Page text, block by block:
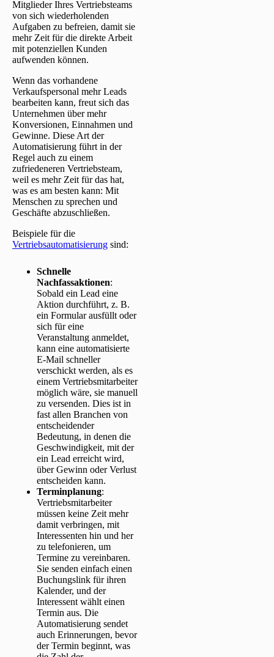
Mitglieder Ihres Vertriebsteams
von sich wiederholenden
Aufgaben zu befreien, damit sie
mehr Zeit für die direkte Arbeit
mit potenziellen Kunden
aufwenden können.
Wenn das vorhandene
Verkaufspersonal mehr Leads
bearbeiten kann, freut sich das
Unternehmen über mehr
Konversionen, Einnahmen und
Gewinne. Diese Art der
Automatisierung führt in der
Regel auch zu einem
zufriedeneren Vertriebsteam,
weil es mehr Zeit für das hat,
was es am besten kann: Mit
Menschen zu sprechen und
Geschäfte abzuschließen.
Beispiele für die
Vertriebsautomatisierung sind:
Schnelle
Nachfassaktionen:
Sobald ein Lead eine
Aktion durchführt, z. B.
ein Formular ausfüllt oder
sich für eine
Veranstaltung anmeldet,
kann eine automatisierte
E-Mail schneller
verschickt werden, als es
einem Vertriebsmitarbeiter
möglich wäre, sie manuell
zu versenden. Dies ist in
fast allen Branchen von
entscheidender
Bedeutung, in denen die
Geschwindigkeit, mit der
ein Lead erreicht wird,
über Gewinn oder Verlust
entscheiden kann.
Terminplanung:
Vertriebsmitarbeiter
müssen keine Zeit mehr
damit verbringen, mit
Interessenten hin und her
zu telefonieren, um
Termine zu vereinbaren.
Sie senden einfach einen
Buchungslink für ihren
Kalender, und der
Interessent wählt einen
Termin aus. Die
Automatisierung sendet
auch Erinnerungen, bevor
der Termin beginnt, was